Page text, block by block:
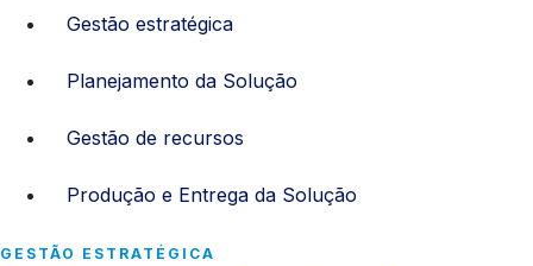
Gestão estratégica
Planejamento da Solução
Gestão de recursos
Produção e Entrega da Solução
GESTÃO ESTRATÉGICA